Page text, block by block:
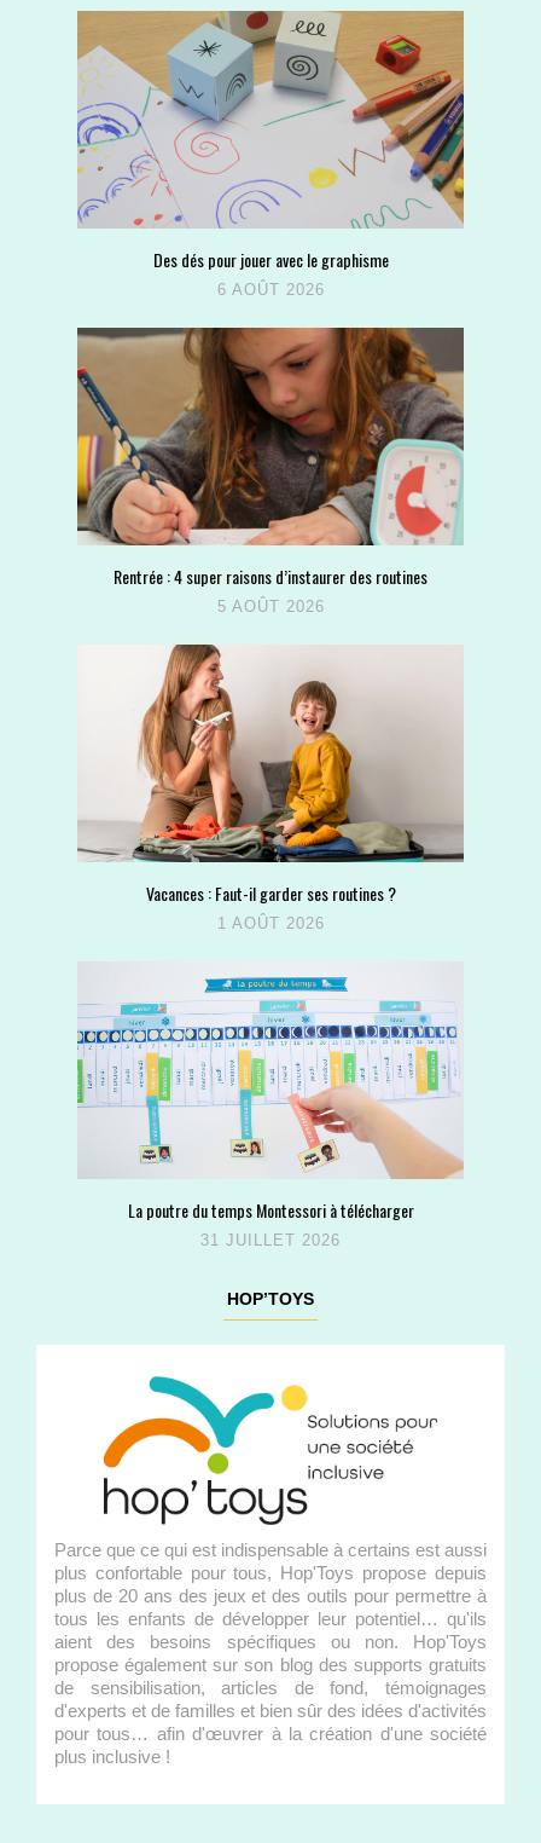
Des dés pour jouer avec le graphisme
6 AOÛT 2026
Rentrée : 4 super raisons d’instaurer des routines
5 AOÛT 2026
Vacances : Faut-il garder ses routines ?
1 AOÛT 2026
La poutre du temps Montessori à télécharger
31 JUILLET 2026
HOP’TOYS
Parce que ce qui est indispensable à certains est aussi
plus confortable pour tous, Hop'Toys propose depuis
plus de 20 ans des jeux et des outils pour permettre à
tous les enfants de développer leur potentiel… qu'ils
aient des besoins spécifiques ou non. Hop'Toys
propose également sur son blog des supports gratuits
de sensibilisation, articles de fond, témoignages
d'experts et de familles et bien sûr des idées d'activités
pour tous… afin d'œuvrer à la création d'une société
plus inclusive !